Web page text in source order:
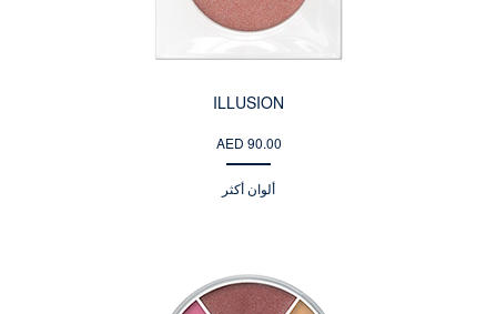
ILLUSION
AED 90.00
ألوان أكثر